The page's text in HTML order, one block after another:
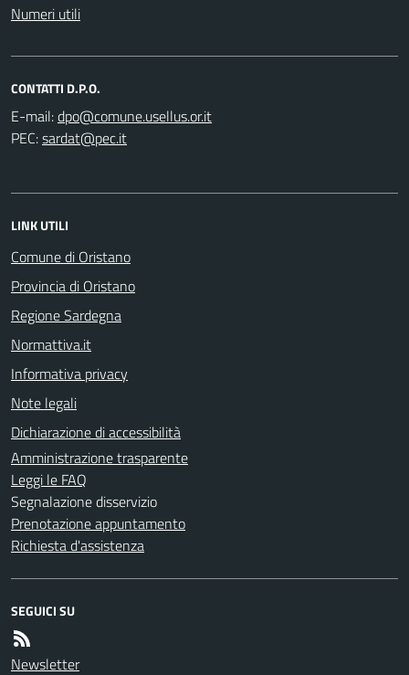
Numeri utili
CONTATTI D.P.O.
E-mail:
PEC:
LINK UTILI
Comune di Oristano
Provincia di Oristano
Regione Sardegna
Normattiva.it
Informativa privacy
Note legali
Dichiarazione di accessibilità
Amministrazione trasparente
Leggi le FAQ
Segnalazione disservizio
Prenotazione appuntamento
Richiesta d'assistenza
SEGUICI SU
Newsletter